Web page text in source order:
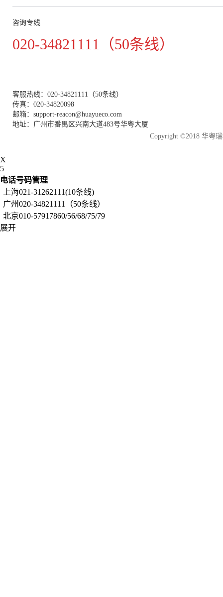
咨询专线
020-34821111（50条线）
客服热线：020-34821111（50条线）
传真：020-34820098
邮箱：support-reacon@huayueco.com
地址：广州市番禺区兴南大道483号华粤大厦
Copyright ©2018 华粤
X
5
电话号码管理
上海021-31262111(10条线)
广州020-34821111（50条线）
北京010-57917860/56/68/75/79
展开